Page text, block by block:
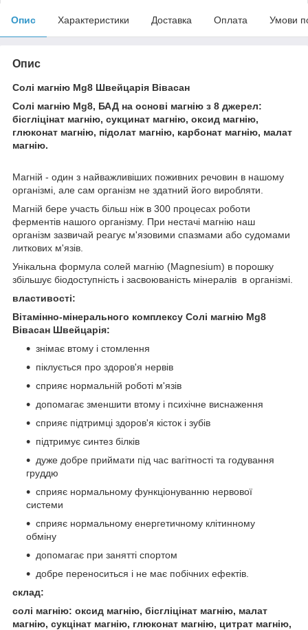
Опис Характеристики Доставка Оплата Умови
Опис
Солі магнію Mg8 Швейцарія Вівасан
Солі магнію Mg8, БАД на основі магнію з 8 джерел:
бісгліцінат магнію, сукцинат магнію, оксид магнію,
глюконат магнію, підолат магнію, карбонат магнію, малат
магнію.
Магній - один з найважливіших поживних речовин в нашому
організмі, але сам організм не здатний його виробляти.
Магній бере участь більш ніж в 300 процесах роботи
ферментів нашого організму. При нестачі магнію наш
організм зазвичай реагує м'язовими спазмами або судомами
литкових м'язів.
Унікальна формула солей магнію (Magnesium) в порошку
збільшує біодоступність і засвоюваність мінералів в організмі.
властивості:
Вітамінно-мінерального комплексу Солі магнію Mg8
Вівасан Швейцарія:
знімає втому і стомлення
піклується про здоров'я нервів
сприяє нормальній роботі м'язів
допомагає зменшити втому і психічне виснаження
сприяє підтримці здоров'я кісток і зубів
підтримує синтез білків
дуже добре приймати під час вагітності та годування
груддю
сприяє нормальному функціонуванню нервової
системи
сприяє нормальному енергетичному клітинному
обміну
допомагає при занятті спортом
добре переноситься і не має побічних ефектів.
склад:
солі магнію: оксид магнію, бісгліцінат магнію, малат
магнію, cукцінат магнію, глюконат магнію, цитрат магнію,